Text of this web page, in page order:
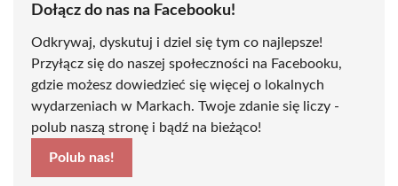
Dołącz do nas na Facebooku!
Odkrywaj, dyskutuj i dziel się tym co najlepsze!
Przyłącz się do naszej społeczności na Facebooku,
gdzie możesz dowiedzieć się więcej o lokalnych
wydarzeniach w Markach. Twoje zdanie się liczy -
polub naszą stronę i bądź na bieżąco!
Polub nas!